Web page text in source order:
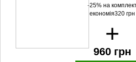
-25% на
економія320 грн
+
960 грн